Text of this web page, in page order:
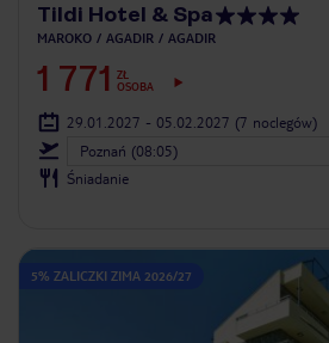
Tildi Hotel & Spa
MAROKO AGADIR AGADIR
1 771
ZŁ
OSOBA
29.01.2027 - 05.02.2027 (7 noclegów)
Poznań (08:05)
Śniadanie
5% ZALICZKI ZIMA 2026/27